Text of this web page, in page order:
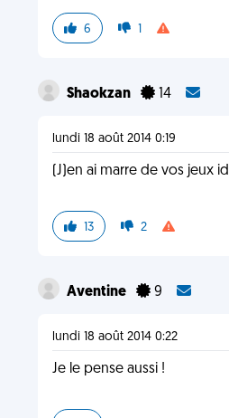
6 1
Shaokzan 14
lundi 18 août 2014 0:19
(J)en ai marre de vos jeux
13 2
Aventine 9
lundi 18 août 2014 0:22
Je le pense aussi !